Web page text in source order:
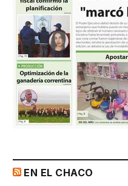
EN EL CHACO